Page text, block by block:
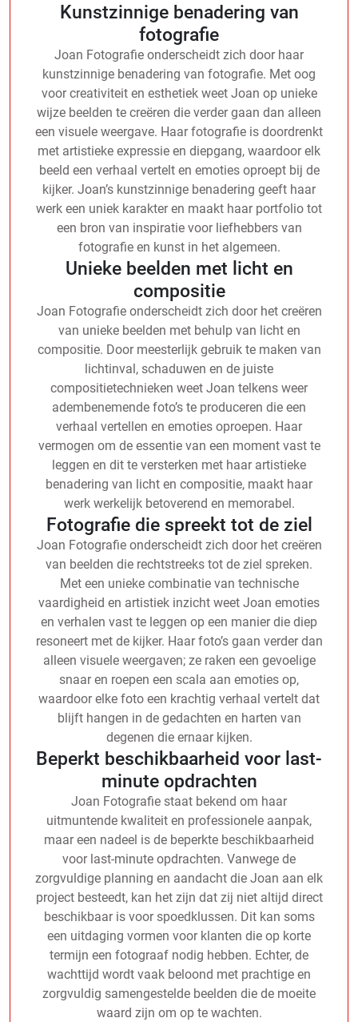
Kunstzinnige benadering van
fotografie
Joan Fotografie onderscheidt zich door haar
kunstzinnige benadering van fotografie. Met oog
voor creativiteit en esthetiek weet Joan op unieke
wijze beelden te creëren die verder gaan dan alleen
een visuele weergave. Haar fotografie is doordrenkt
met artistieke expressie en diepgang, waardoor elk
beeld een verhaal vertelt en emoties oproept bij de
kijker. Joan’s kunstzinnige benadering geeft haar
werk een uniek karakter en maakt haar portfolio tot
een bron van inspiratie voor liefhebbers van
fotografie en kunst in het algemeen.
Unieke beelden met licht en
compositie
Joan Fotografie onderscheidt zich door het creëren
van unieke beelden met behulp van licht en
compositie. Door meesterlijk gebruik te maken van
lichtinval, schaduwen en de juiste
compositietechnieken weet Joan telkens weer
adembenemende foto’s te produceren die een
verhaal vertellen en emoties oproepen. Haar
vermogen om de essentie van een moment vast te
leggen en dit te versterken met haar artistieke
benadering van licht en compositie, maakt haar
werk werkelijk betoverend en memorabel.
Fotografie die spreekt tot de ziel
Joan Fotografie onderscheidt zich door het creëren
van beelden die rechtstreeks tot de ziel spreken.
Met een unieke combinatie van technische
vaardigheid en artistiek inzicht weet Joan emoties
en verhalen vast te leggen op een manier die diep
resoneert met de kijker. Haar foto’s gaan verder dan
alleen visuele weergaven; ze raken een gevoelige
snaar en roepen een scala aan emoties op,
waardoor elke foto een krachtig verhaal vertelt dat
blijft hangen in de gedachten en harten van
degenen die ernaar kijken.
Beperkt beschikbaarheid voor last-
minute opdrachten
Joan Fotografie staat bekend om haar
uitmuntende kwaliteit en professionele aanpak,
maar een nadeel is de beperkte beschikbaarheid
voor last-minute opdrachten. Vanwege de
zorgvuldige planning en aandacht die Joan aan elk
project besteedt, kan het zijn dat zij niet altijd direct
beschikbaar is voor spoedklussen. Dit kan soms
een uitdaging vormen voor klanten die op korte
termijn een fotograaf nodig hebben. Echter, de
wachttijd wordt vaak beloond met prachtige en
zorgvuldig samengestelde beelden die de moeite
waard zijn om op te wachten.